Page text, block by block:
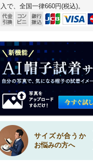
入で、全国一律660円(税込)。
サイズが合うか
お悩みの方へ